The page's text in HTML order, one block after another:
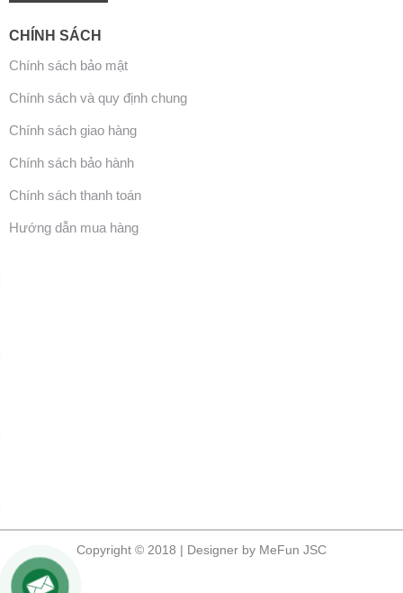
CHÍNH SÁCH
Chính sách bảo mật
Chính sách và quy định chung
Chính sách giao hàng
Chính sách bảo hành
Chính sách thanh toán
Hướng dẫn mua hàng
Copyright © 2018 | Designer by MeFun JSC